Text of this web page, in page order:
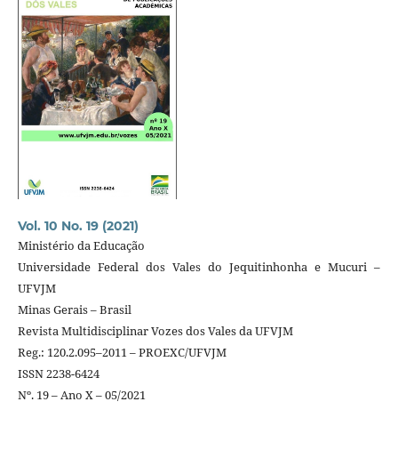
Vol. 10 No. 19 (2021)
Ministério da Educação
Universidade Federal dos Vales do Jequitinhonha e Mucuri –
UFVJM
Minas Gerais – Brasil
Revista Multidisciplinar Vozes dos Vales da UFVJM
Reg.: 120.2.095–2011 – PROEXC/UFVJM
ISSN 2238-6424
Nº. 19 – Ano X – 05/2021